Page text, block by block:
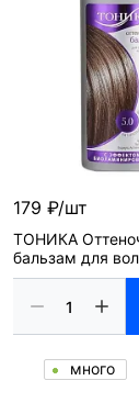
179 ₽/шт
ТОНИКА
бальзам для
много